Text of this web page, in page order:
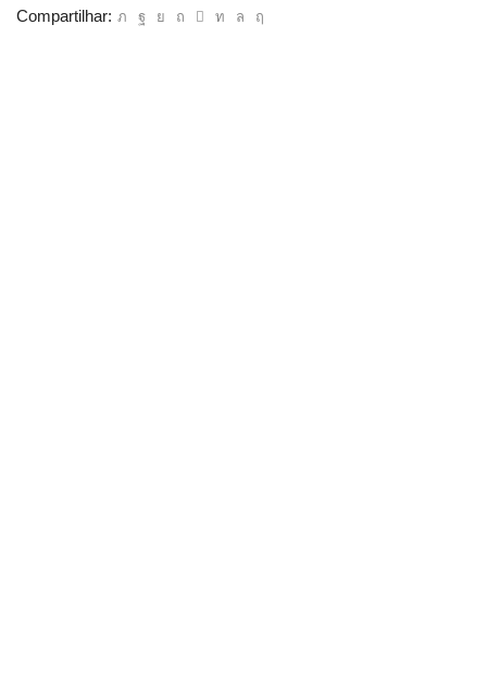
Compartilhar: